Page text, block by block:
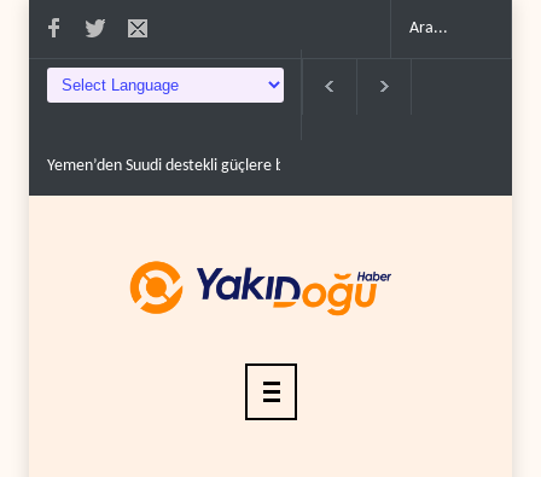
Yemen’den Suudi destekli güçlere büyük operasyon..